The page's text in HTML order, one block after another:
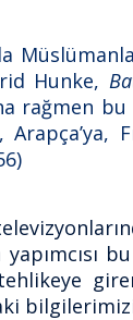
Hunke,
rağmen
yapımcısı
tehlikeye